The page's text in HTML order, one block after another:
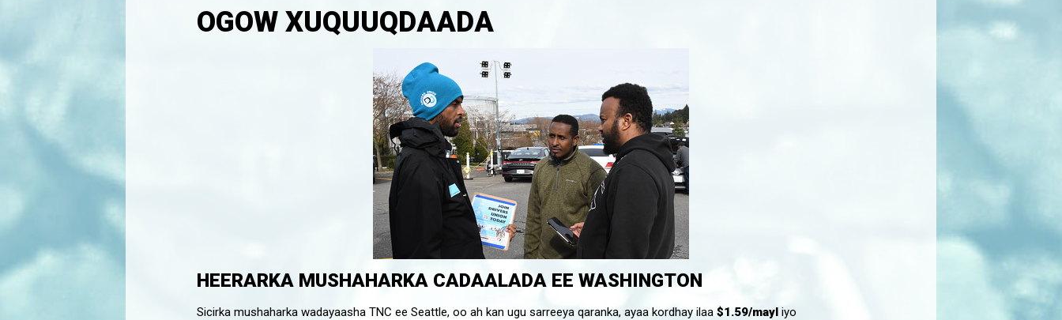
OGOW XUQUUQDAADA
HEERARKA MUSHAHARKA CADAALADA EE WASHINGTON
Sicirka mushaharka wadayaasha TNC ee Seattle, oo ah kan ugu sarreeya qaranka, ayaa kordhay ilaa $1.59/mayl iyo